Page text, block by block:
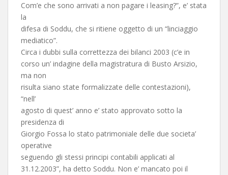
Com’e che sono arrivati a non pagare i leasing?”, e’ stata
la
difesa di Soddu, che si ritiene oggetto di un “linciaggio
mediatico”.
Circa i dubbi sulla correttezza dei bilanci 2003 (c’e in
corso un’ indagine della magistratura di Busto Arsizio,
ma non
risulta siano state formalizzate delle contestazioni),
“nell’
agosto di quest’ anno e’ stato approvato sotto la
presidenza di
Giorgio Fossa lo stato patrimoniale delle due societa’
operative
seguendo gli stessi principi contabili applicati al
31.12.2003”, ha detto Soddu. Non e’ mancato poi il